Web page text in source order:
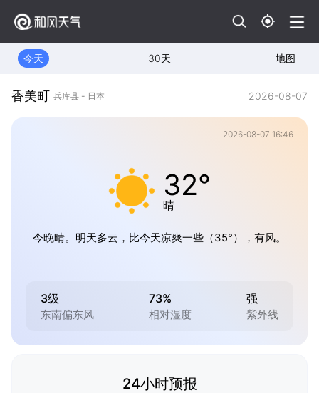
今天 30天 地图
香美町 兵库县 - 日本 2026-08-07
2026-08-07 16:46
32°
晴
今晚晴。明天多云，比今天凉爽一些（35°），有风。
3级
东南偏东风
73%
相对湿度
强
紫外线
24小时预报